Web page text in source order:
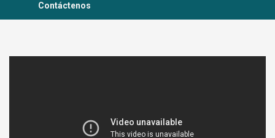
Contáctenos